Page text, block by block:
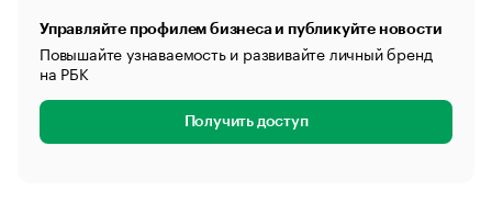
Управляйте профилем бизнеса и публикуйте новости
Повышайте узнаваемость и развивайте личный бренд
на РБК
Получить доступ